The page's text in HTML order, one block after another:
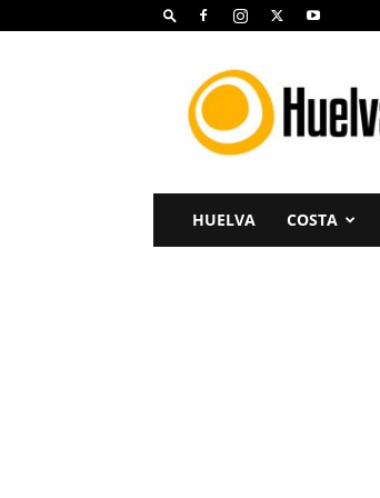
Huelva
Costa
HUELVA COSTA